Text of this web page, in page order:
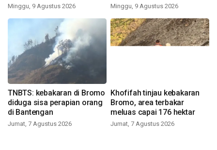
Minggu, 9 Agustus 2026 Minggu, 9 Agustus 2026
TNBTS: kebakaran di Bromo
diduga sisa perapian orang
di Bantengan
Jumat, 7 Agustus 2026
Khofifah tinjau kebakaran
Bromo, area terbakar
meluas capai 176 hektar
Jumat, 7 Agustus 2026